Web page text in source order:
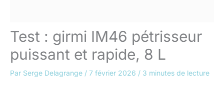
Test : girmi IM46 pétrisseur
puissant et rapide, 8 L
Par Serge Delagrange / 7 février 2026 / 3 minutes de lecture